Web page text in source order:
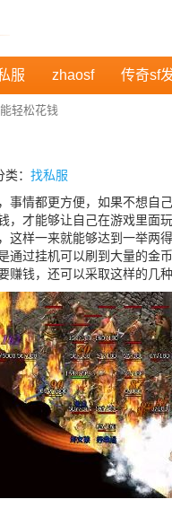
服 zhaosf 传奇sf
轻松花钱
： 找私服
事情都更方便，如果不想自
，才能够让自己在游戏里面
这样一来就能够达到一举两
通过挂机可以刷到大量的金
赚钱，还可以采取这样的几